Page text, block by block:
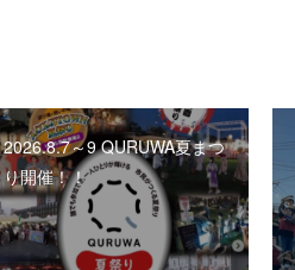
2026.8.7～9 QURUWA夏まつ
り開催！！